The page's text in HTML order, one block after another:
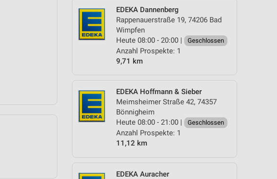
EDEKA Dannenberg
Rappenauerstraße 19, 74206 Bad
Wimpfen
Heute 08:00 - 20:00 |
Geschlossen
Anzahl Prospekte: 1
9,71 km
EDEKA Hoffmann & Sieber
Meimsheimer Straße 42, 74357
Bönnigheim
Heute 08:00 - 21:00 |
Geschlossen
Anzahl Prospekte: 1
11,12 km
EDEKA Auracher